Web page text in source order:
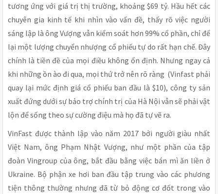
tương ứng với giá trị thị trường, khoảng $69 tỷ. Hầu hết các
chuyên gia kinh tế khi nhìn vào vấn đề, thấy rõ việc người
sáng lập là ông Vượng vẫn kiểm soát hơn 99% cổ phần, chỉ để
lại một lượng chuyển nhượng cổ phiếu tự do rất hạn chế. Đây
chính là tiền đề của mọi điều không ổn định. Nhưng ngay cả
khi những ồn ào đi qua, mọi thứ trở nên rõ ràng (Vinfast phải
quay lại mức định giá cổ phiếu ban đầu là $10), công ty sản
xuất đứng dưới sự bảo trợ chính trị của Hà Nội vẫn sẽ phải vật
lộn để sống theo sự cường điệu mà họ đã tự vẽ ra.
VinFast được thành lập vào năm 2017 bởi người giàu nhất
Việt Nam, ông Phạm Nhật Vượng, như một phần của tập
đoàn Vingroup của ông, bắt đầu bằng việc bán mì ăn liền ở
Ukraine. Bộ phận xe hơi ban đầu tập trung vào các phương
tiện thông thường nhưng đã từ bỏ động cơ đốt trong vào